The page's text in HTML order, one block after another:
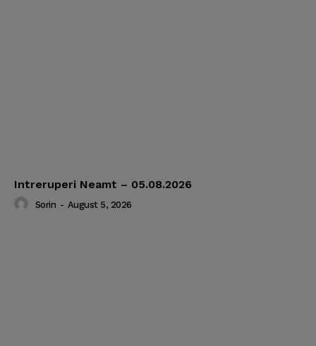
Intreruperi Neamt – 05.08.2026
Sorin - August 5, 2026